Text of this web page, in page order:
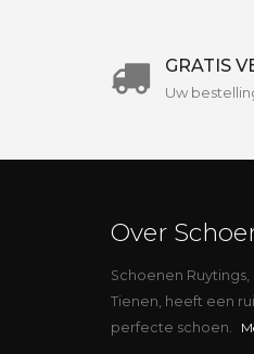
GRATIS
Uw
Over
Schoenen
Tienen, heeft een
perfecte schoen.